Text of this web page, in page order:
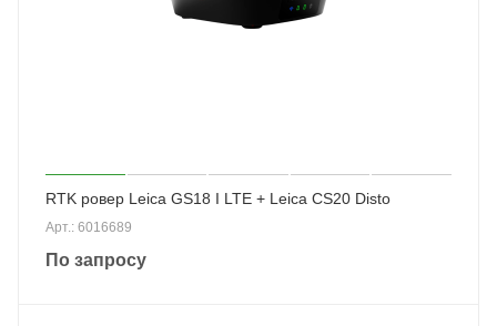
RTK ровер Leica GS18 I LTE + Leica CS20 Disto
Арт.: 6016689
По запросу